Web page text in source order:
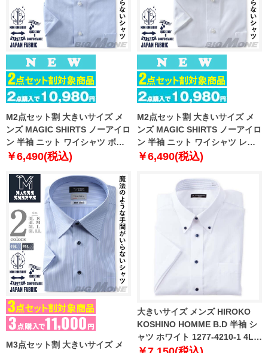
M2点セット割 大きいサイズ メ
ンズ MAGIC SHIRTS ノーアイロ
ン 半袖 ニット ワイシャツ ボタ
ンダウン 吸水速乾 ストレッチ 日
28bd
￥6,490(税込)
M2点セット割 大きいサイズ メ
ンズ MAGIC SHIRTS ノーアイロ
ン 半袖 ニット ワイシャツ レギ
ュラー 吸水速乾 ストレッチ 日本
￥6,490(税込)
M3点セット割 大きいサイズ メ
大きいサイズ メンズ HIROKO
KOSHINO HOMME B.D 半袖 シ
ャツ ホワイト 1277-4210-1 4L
5L 6L 7L 8L 9L